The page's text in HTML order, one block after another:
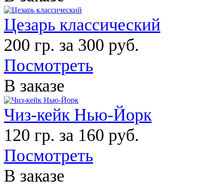
Цезарь классический
200 гр. за 300 руб.
Посмотреть
В заказе
Чиз-кейк Нью-Йорк
120 гр. за 160 руб.
Посмотреть
В заказе